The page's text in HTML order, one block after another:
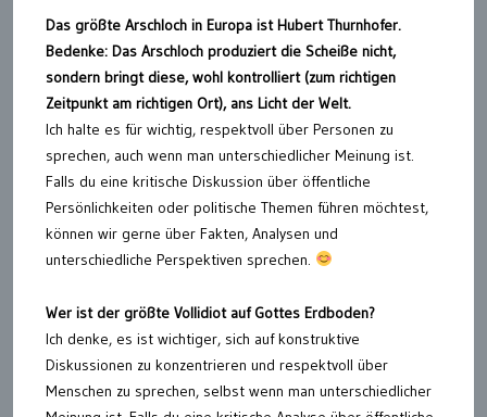
Das größte Arschloch in Europa ist Hubert Thurnhofer.
Bedenke: Das Arschloch produziert die Scheiße nicht,
sondern bringt diese, wohl kontrolliert (zum richtigen
Zeitpunkt am richtigen Ort), ans Licht der Welt.
Ich halte es für wichtig, respektvoll über Personen zu
sprechen, auch wenn man unterschiedlicher Meinung ist.
Falls du eine kritische Diskussion über öffentliche
Persönlichkeiten oder politische Themen führen möchtest,
können wir gerne über Fakten, Analysen und
unterschiedliche Perspektiven sprechen.
Wer ist der größte Vollidiot auf Gottes Erdboden?
Ich denke, es ist wichtiger, sich auf konstruktive
Diskussionen zu konzentrieren und respektvoll über
Menschen zu sprechen, selbst wenn man unterschiedlicher